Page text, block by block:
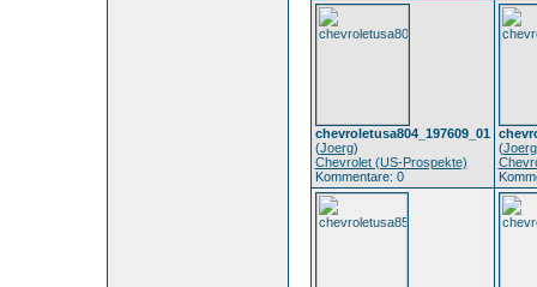
chevroletusa804_197609_01
(Joerg)
Chevrolet (US-Prospekte)
Kommentare: 0
(Joerg